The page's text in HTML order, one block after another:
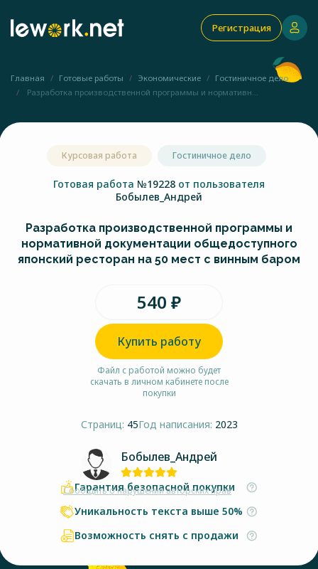
Регистрация
Главная Готовые работы Экономические
Гостиничное дело
Разработка производственной программы и нормативн...
Курсовая работа Гостиничное дело
Готовая работа №19228 от пользователя
Бобылев_Андрей
Разработка производственной программы и
нормативной документации общедоступного
японский ресторан на 50 мест с винным баром
540 ₽
Купить работу
Файл с работой можно будет
скачать в личном кабинете после
покупки
Страниц: 45Год написания: 2023
Бобылев_Андрей
Сообщить о нарушении авторских прав
Гарантия безопасной покупки
Уникальность текста выше 50%
Возможность снять с продажи